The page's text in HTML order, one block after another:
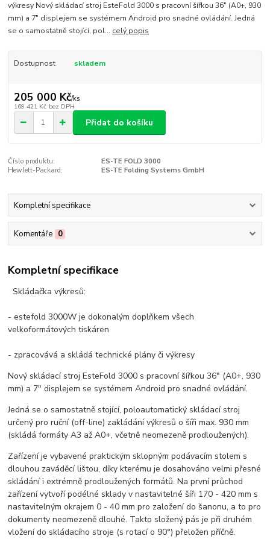
výkresy Nový skládací stroj EsteFold 3000 s pracovní šířkou 36" (A0+, 930
mm) a 7" displejem se systémem Android pro snadné ovládání. Jedná
se o samostatně stojící, pol... celý popis
Dostupnost skladem
205 000 Kč/ks
169 421 Kč bez DPH
Přidat do košíku
Číslo produktu:
ES-TE FOLD 3000
Hewlett-Packard:
ES-TE Folding Systems GmbH
Kompletní specifikace
Komentáře 0
Kompletní specifikace
Skládačka výkresů:
- estefold 3000W je dokonalým doplňkem všech
velkoformátových tiskáren
- zpracovává a skládá technické plány či výkresy
Nový skládací stroj EsteFold 3000 s pracovní šířkou 36" (A0+, 930
mm) a 7" displejem se systémem Android pro snadné ovládání.
Jedná se o samostatně stojící, poloautomatický skládací stroj
určený pro ruční (off-line) zakládání výkresů o šíři max. 930 mm
(skládá formáty A3 až A0+, včetně neomezeně prodloužených).
Zařízení je vybavené praktickým sklopným podávacím stolem s
dlouhou zaváděcí lištou, díky kterému je dosahováno velmi přesné
skládání i extrémně prodloužených formátů. Na první průchod
zařízení vytvoří podélné sklady v nastavitelné šíři 170 - 420 mm s
nastavitelným okrajem 0 - 40 mm pro založení do šanonu, a to pro
dokumenty neomezeně dlouhé. Takto složený pás je při druhém
vložení do skládacího stroje (s rotací o 90°) přeložen příčně.